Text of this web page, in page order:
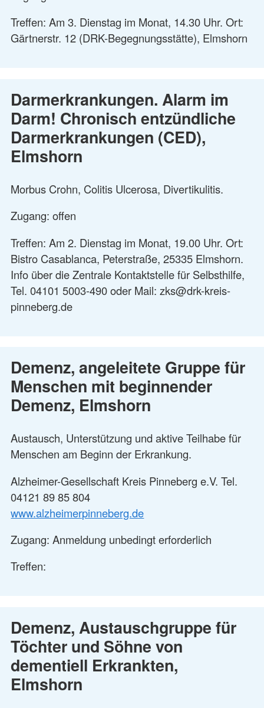
Treffen: Am 3. Dienstag im Monat, 14.30 Uhr. Ort:
Gärtnerstr. 12 (DRK-Begegnungsstätte), Elmshorn
Darmerkrankungen. Alarm im
Darm! Chronisch entzündliche
Darmerkrankungen (CED),
Elmshorn
Morbus Crohn, Colitis Ulcerosa, Divertikulitis.
Zugang: offen
Treffen: Am 2. Dienstag im Monat, 19.00 Uhr. Ort:
Bistro Casablanca, Peterstraße, 25335 Elmshorn.
Info über die Zentrale Kontaktstelle für Selbsthilfe,
Tel. 04101 5003-490 oder Mail: zks@drk-kreis-
pinneberg.de
Demenz, angeleitete Gruppe für
Menschen mit beginnender
Demenz, Elmshorn
Austausch, Unterstützung und aktive Teilhabe für
Menschen am Beginn der Erkrankung.
Alzheimer-Gesellschaft Kreis Pinneberg e.V. Tel.
04121 89 85 804
www.alzheimerpinneberg.de
Zugang: Anmeldung unbedingt erforderlich
Treffen:
Demenz, Austauschgruppe für
Töchter und Söhne von
dementiell Erkrankten,
Elmshorn